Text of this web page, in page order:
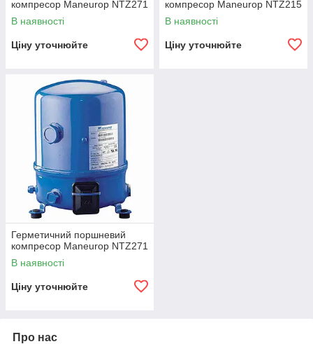
компресор Maneurop NTZ271
В наявності
Ціну уточнюйте
компресор Maneurop NTZ215
В наявності
Ціну уточнюйте
Герметичний поршневий
компресор Maneurop NTZ271
В наявності
Ціну уточнюйте
Про нас